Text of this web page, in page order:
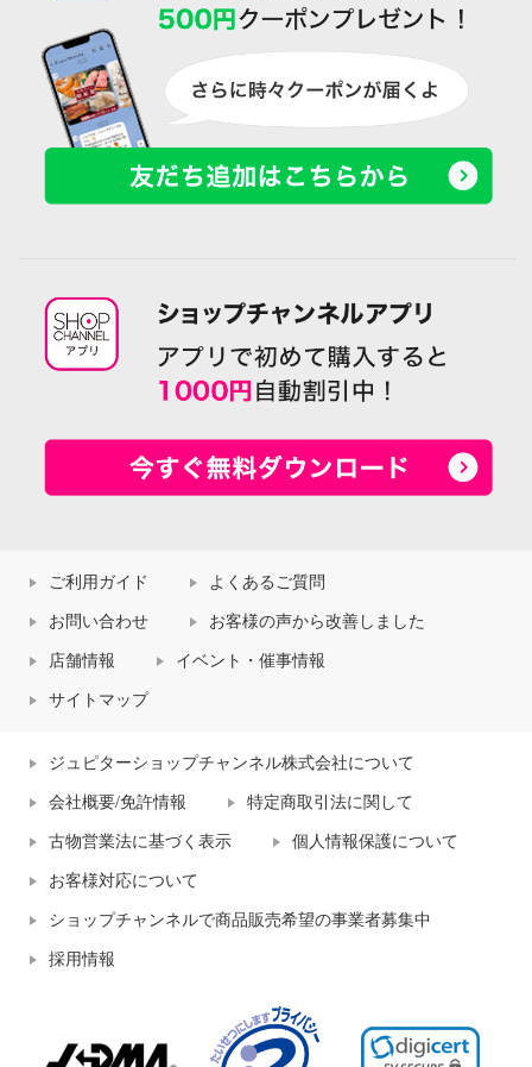
ご利用ガイド よくあるご質問
お問い合わせ お客様の声から改善しました
店舗情報 イベント・催事情報
サイトマップ
ジュピターショップチャンネル株式会社について
会社概要/免許情報 特定商取引法に関して
古物営業法に基づく表示 個人情報保護について
お客様対応について
ショップチャンネルで商品販売希望の事業者募集中
採用情報